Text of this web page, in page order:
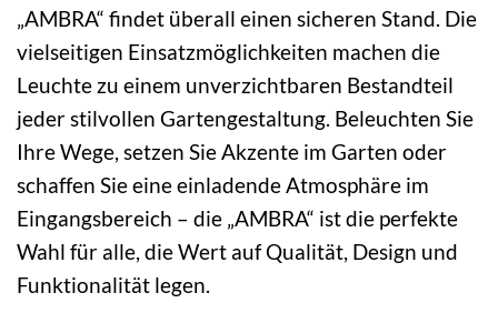
„AMBRA“ findet überall einen sicheren Stand. Die
vielseitigen Einsatzmöglichkeiten machen die
Leuchte zu einem unverzichtbaren Bestandteil
jeder stilvollen Gartengestaltung. Beleuchten Sie
Ihre Wege, setzen Sie Akzente im Garten oder
schaffen Sie eine einladende Atmosphäre im
Eingangsbereich – die „AMBRA“ ist die perfekte
Wahl für alle, die Wert auf Qualität, Design und
Funktionalität legen.